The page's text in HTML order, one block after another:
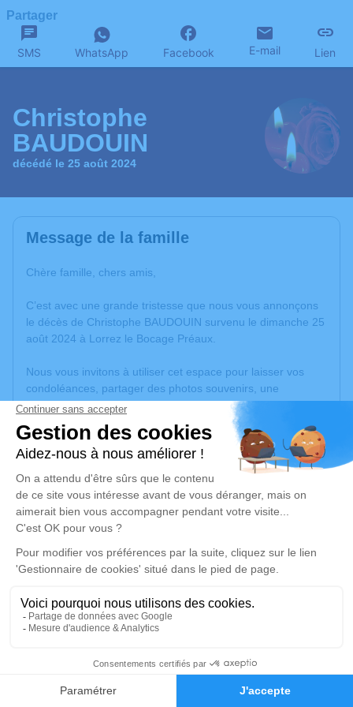
Faire-part Hommages
Partager
SMS WhatsApp Facebook E-mail Lien
Christophe
BAUDOUIN
décédé le 25 août 2024
Message de la famille
Chère famille, chers amis,
C’est avec une grande tristesse que nous vous annonçons
le décès de Christophe BAUDOUIN survenu le dimanche 25
août 2024 à Lorrez le Bocage Préaux.
Nous vous invitons à utiliser cet espace pour laisser vos
condoléances, partager des photos souvenirs, une
anecdote ou exprimer vos pensées à travers des poèmes
ou des textes. Cet endroit est un lieu d'expression dédié à
honorer la mémoire de Christophe BAUDOUIN.
Je rends hommage
Crémation
mercredi 04 septembre 2024 à 12h00
Crématorium
Déroulé des obsèques